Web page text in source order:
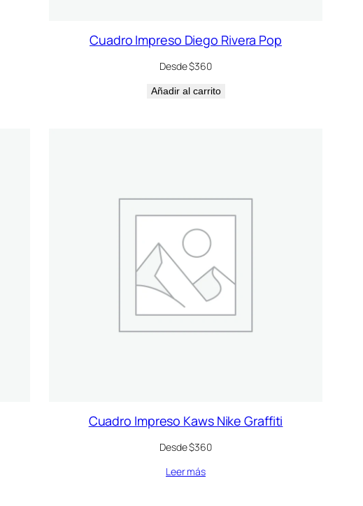
Cuadro Impreso Diego Rivera Pop
Desde $360
Añadir al carrito
Cuadro Impreso Kaws Nike Graffiti
Desde $360
Leer más